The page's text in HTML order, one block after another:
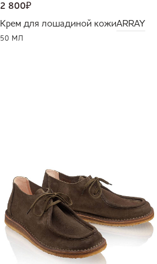
2 800₽
Крем для лошадиной кожиARRAY
50 МЛ